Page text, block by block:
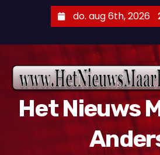
do. aug 6th, 2026
Het Nieuws